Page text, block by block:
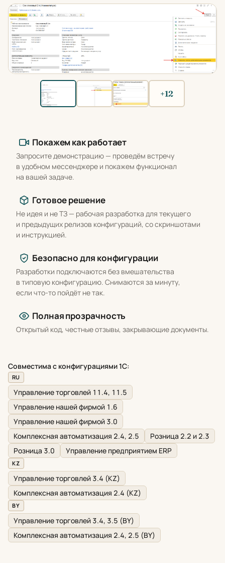
+12
Покажем как работает
Запросите демонстрацию — проведём встречу
в удобном мессенджере и покажем функционал
на вашей задаче.
Готовое решение
Не идея и не ТЗ — рабочая разработка для текущего
и предыдущих релизов конфигураций, со скриншотами
и инструкцией.
Безопасно для конфигурации
Разработки подключаются без вмешательства
в типовую конфигурацию. Снимаются за минуту,
если что-то пойдёт не так.
Полная прозрачность
Открытый код, честные отзывы, закрывающие документы.
Совместима с конфигурациями 1С:
RU
Управление торговлей 11.4, 11.5
Управление нашей фирмой 1.6
Управление нашей фирмой 3.0
Комплексная автоматизация 2.4, 2.5
Розница 2.2 и 2.3
Розница 3.0
Управление предприятием ERP
KZ
Управление торговлей 3.4 (KZ)
Комплексная автоматизация 2.4 (KZ)
BY
Управление торговлей 3.4, 3.5 (BY)
Комплексная автоматизация 2.4, 2.5 (BY)